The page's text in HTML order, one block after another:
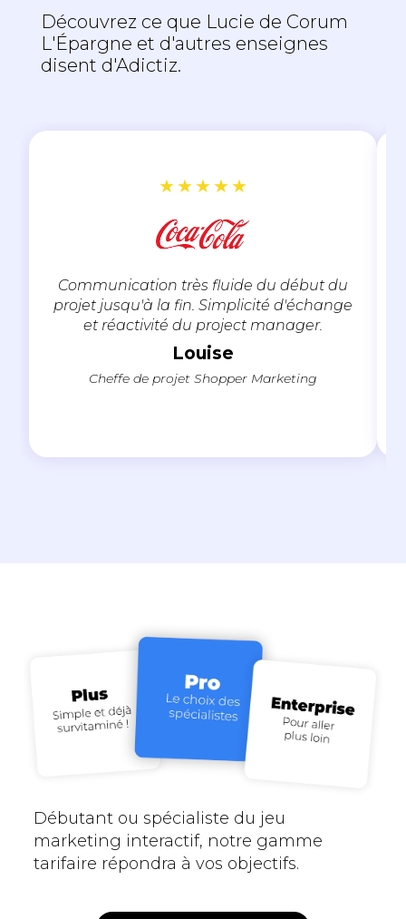
Découvrez ce que Lucie de Corum
L'Épargne et d'autres enseignes
disent d'Adictiz.
★★★★★
Communication très fluide du début du
projet jusqu'à la fin. Simplicité d'échange
et réactivité du project manager.
Louise
Cheffe de projet Shopper Marketing
Débutant ou spécialiste du jeu
marketing interactif, notre gamme
tarifaire répondra à vos objectifs.